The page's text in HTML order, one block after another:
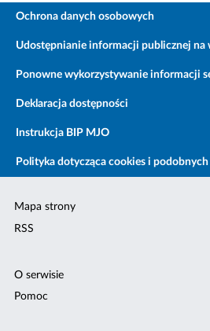
Ochrona danych osobowych
Udostępnianie informacji publicznej na
Ponowne wykorzystywanie informacji
Deklaracja dostępności
Instrukcja BIP MJO
Polityka dotycząca cookies i
Mapa strony
RSS
O serwisie
Pomoc